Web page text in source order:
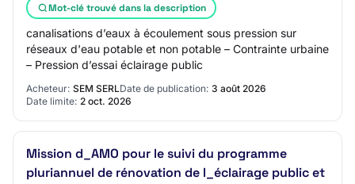
Mot-clé trouvé dans la description
canalisations d’eaux à écoulement sous pression sur
réseaux d'eau potable et non potable – Contrainte urbaine
– Pression d’essai éclairage public
Acheteur: SEM SERLDate de publication: 3 août 2026
Date limite: 2 oct. 2026
Mission d_AMO pour le suivi du programme
pluriannuel de rénovation de l_éclairage public et